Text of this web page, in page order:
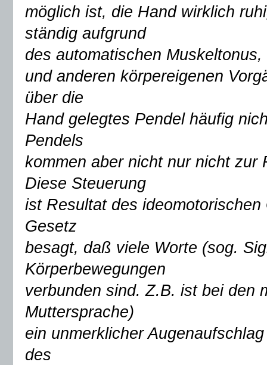
möglich ist, die Hand wirklich
ständig aufgrund
des automatischen
und anderen körpereigenen
über die
Hand gelegtes Pendel häufig
Pendels
kommen aber nicht nur nicht zur
Diese Steuerung
ist Resultat des
Gesetz
besagt, daß viele Worte (sog.
Körperbewegungen
verbunden sind. Z.B. ist bei den
Muttersprache)
ein unmerklicher
des